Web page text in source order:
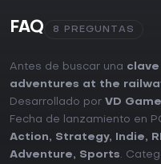
FAQ 8 PREGUNTAS
Antes de buscar una clave
adventures at the
Desarrollado por VD
Fecha de lanzamiento en
Action, Strategy, Indie,
Adventure, Sports.